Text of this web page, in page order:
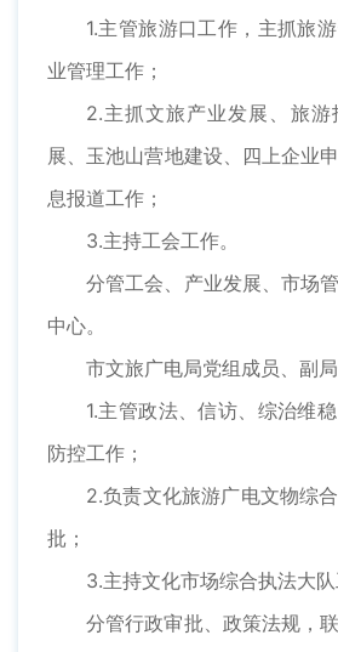
1.主管旅游口工作，主抓旅
业管理工作；
2.主抓文旅产业发展、旅
展、玉池山营地建设、四上企业
息报道工作；
3.主持工会工作。
分管工会、产业发展、市场
中心。
市文旅广电局党组成员、副
1.主管政法、信访、综治维
防控工作；
2.负责文化旅游广电文物综
批；
3.主持文化市场综合执法大队
分管行政审批、政策法规，